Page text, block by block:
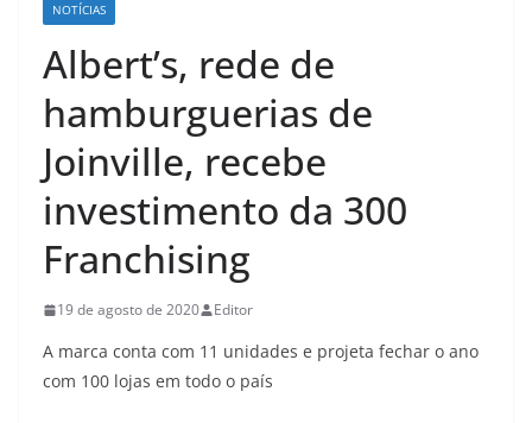
NOTÍCIAS
Albert’s, rede de
hamburguerias de
Joinville, recebe
investimento da 300
Franchising
19 de agosto de 2020 Editor
A marca conta com 11 unidades e projeta fechar o ano
com 100 lojas em todo o país